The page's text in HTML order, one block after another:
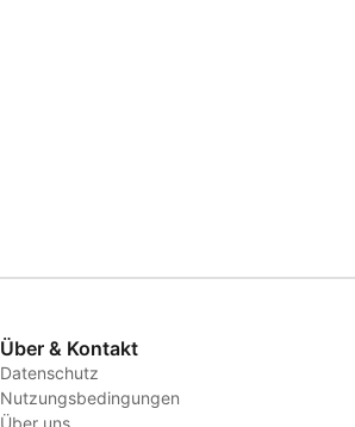
Über & Kontakt
Datenschutz
Nutzungsbedingungen
Über uns